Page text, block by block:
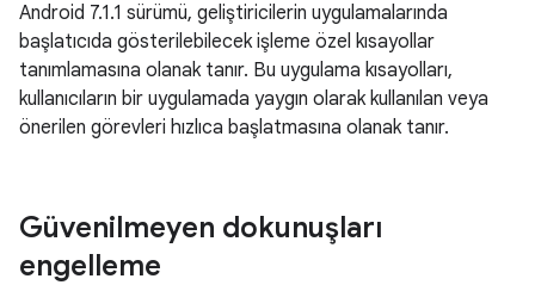
Android 7.1.1 sürümü, geliştiricilerin uygulamalarında
başlatıcıda gösterilebilecek işleme özel kısayollar
tanımlamasına olanak tanır. Bu uygulama kısayolları,
kullanıcıların bir uygulamada yaygın olarak kullanılan veya
önerilen görevleri hızlıca başlatmasına olanak tanır.
Güvenilmeyen dokunuşları
engelleme